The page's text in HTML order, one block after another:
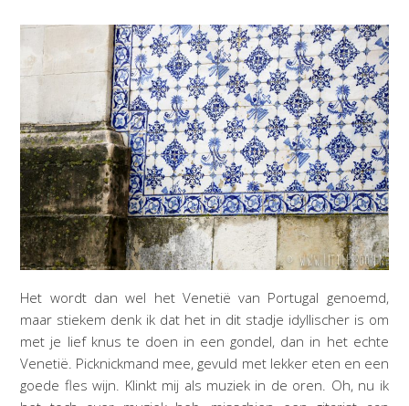
Het wordt dan wel het Venetië van Portugal genoemd,
maar stiekem denk ik dat het in dit stadje idyllischer is om
met je lief knus te doen in een gondel, dan in het echte
Venetië. Picknickmand mee, gevuld met lekker eten en een
goede fles wijn. Klinkt mij als muziek in de oren. Oh, nu ik